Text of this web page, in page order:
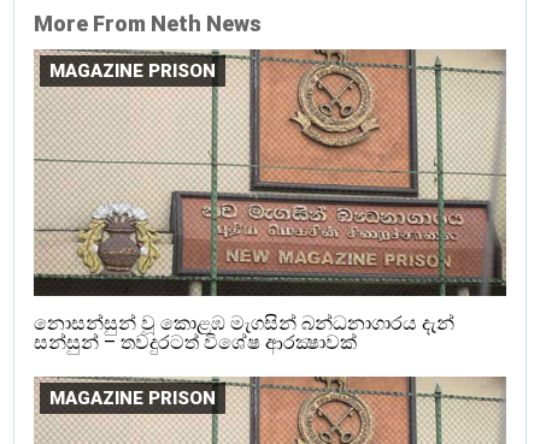
More From Neth News
MAGAZINE PRISON
නොසන්සුන් වූ කොළඹ මැගසින් බන්ධනාගාරය දැන්
සන්සුන් – තවදුරටත් විශේෂ ආරක්‍ෂාවක්
MAGAZINE PRISON